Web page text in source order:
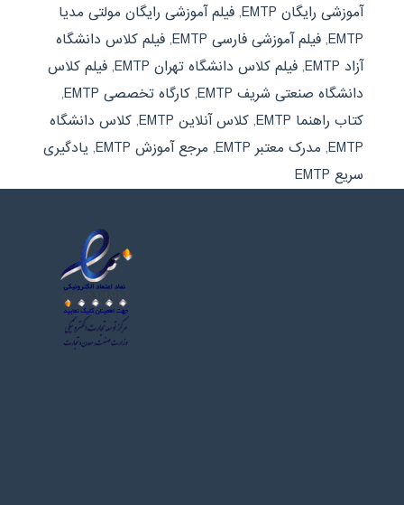
آموزشی رایگان EMTP
, فیلم آموزشی رایگان مولتی مدیا
EMTP
, فیلم آموزشی فارسی EMTP , فیلم کلاس دانشگاه
آزاد EMTP
, فیلم کلاس دانشگاه تهران EMTP , فیلم کلاس
دانشگاه صنعتی شریف EMTP
, کارگاه تخصصی EMTP
,
کتاب راهنما EMTP
, کلاس آنلاین EMTP , کلاس دانشگاه
EMTP
, مدرک معتبر EMTP , مرجع آموزش EMTP , یادگیری
سریع EMTP